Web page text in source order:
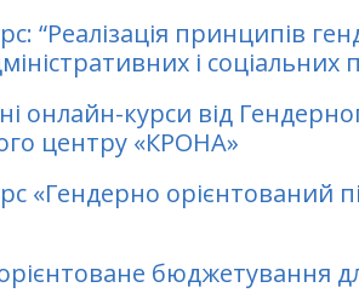
“Реалізація принципів
і соціальних
онлайн-курси від
центру «КРОНА»
«Гендерно орієнтований
бюджетування